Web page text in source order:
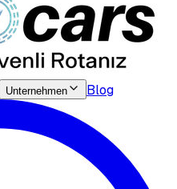
Unternehmen Blog